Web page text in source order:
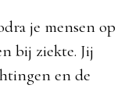
je mensen op
bij ziekte. Jij
en de